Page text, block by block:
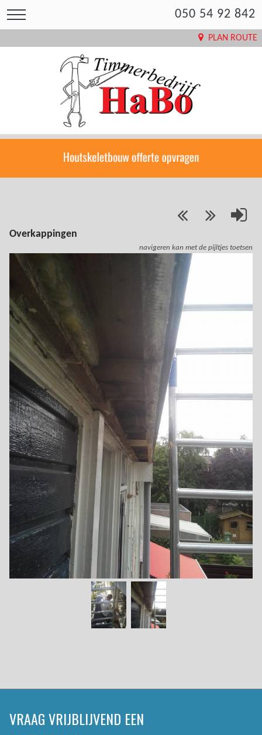
050 54 92 842
PLAN ROUTE
Overkappingen
navigeren kan met de pijltjes toetsen
VRAAG VRIJBLIJVEND EEN